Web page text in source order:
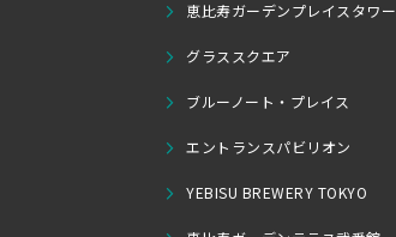
恵比寿ガーデンプレイスタワー
グラススクエア
ブルーノート・プレイス
エントランスパビリオン
YEBISU BREWERY TOKYO